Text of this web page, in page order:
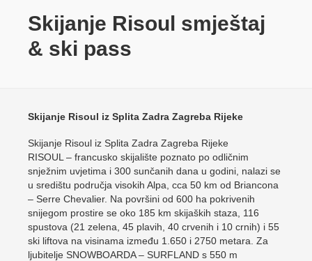
Skijanje Risoul smještaj
& ski pass
Skijanje Risoul iz Splita Zadra Zagreba Rijeke
Skijanje Risoul iz Splita Zadra Zagreba Rijeke
RISOUL – francusko skijalište poznato po odličnim
snježnim uvjetima i 300 sunčanih dana u godini, nalazi se
u središtu područja visokih Alpa, cca 50 km od Briancona
– Serre Chevalier. Na površini od 600 ha pokrivenih
snijegom prostire se oko 185 km skijaških staza, 116
spustova (21 zelena, 45 plavih, 40 crvenih i 10 crnih) i 55
ski liftova na visinama između 1.650 i 2750 metara. Za
ljubitelje SNOWBOARDA – SURFLAND s 550 m